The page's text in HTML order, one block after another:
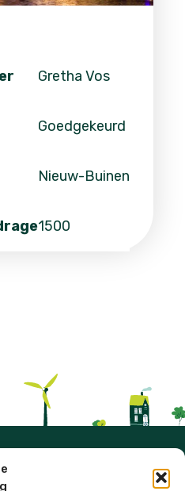
Gretha Vos
Goedgekeurd
Nieuw-Buinen
1500
IN